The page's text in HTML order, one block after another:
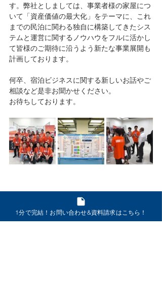
す。弊社としましては、事業者様の家屋につ
いて「資産価値の最大化」をテーマに、これ
までの民泊に関わる独自に構築してきたシス
テムと運営に関するノウハウをフルに活かし
て皆様のご期待に沿うよう新たな事業展開も
計画しております。
何卒、宿泊ビジネスに関する新しいお話やご
相談など是非お聞かせください。
お待ちしております。
1分で完結！お問い合わせ&資料請求はこちら！